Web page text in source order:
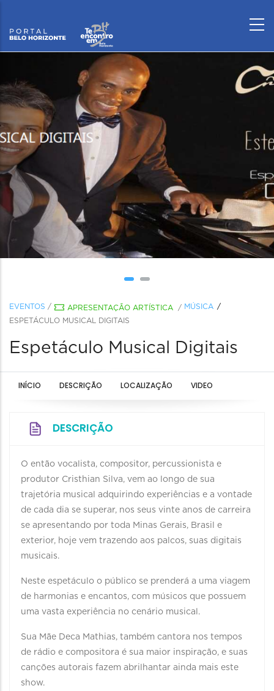
EVENTOS / APRESENTAÇÃO ARTÍSTICA / MÚSICA
ESPETÁCULO MUSICAL DIGITAIS
Espetáculo Musical Digitais
INÍCIO DESCRIÇÃO LOCALIZAÇÃO VIDEO
DESCRIÇÃO
O então vocalista, compositor, percussionista e
produtor Cristhian Silva, vem ao longo de sua
trajetória musical adquirindo experiências e a vontade
de cada dia se superar, nos seus vinte anos de carreira
se apresentando por toda Minas Gerais, Brasil e
exterior, hoje vem trazendo aos palcos, suas digitais
musicais.
Neste espetáculo o público se prenderá a uma viagem
de harmonias e encantos, com músicos que possuem
uma vasta experiência no cenário musical.
Sua Mãe Deca Mathias, também cantora nos tempos
de rádio e compositora é sua maior inspiração, e suas
canções autorais fazem abrilhantar ainda mais este
show.